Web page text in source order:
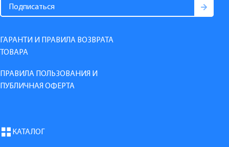
ГАРАНТИ И ПРАВИЛА ВОЗВРАТА
ТОВАРА
ПРАВИЛА ПОЛЬЗОВАНИЯ И
ПУБЛИЧНАЯ ОФЕРТА
КАТАЛОГ